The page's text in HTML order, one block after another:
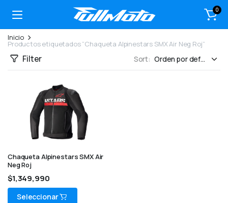
0
Inicio
Productos etiquetados “Chaqueta Alpinestars SMX Air Neg Roj”
Filter Sort:
Chaqueta Alpinestars SMX Air
Neg Roj
$1,349,990
Seleccionar